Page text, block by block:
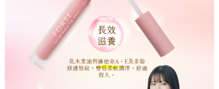
每筆NT$90，滿NT$1,000(含以上)免運費